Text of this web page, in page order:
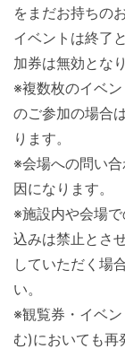
をまだお持ちの
イベントは終了
加券は無効とな
※複数枚のイベ
のご参加の場合
ります。
※会場への問い
因になります。
※施設内や会場
込みは禁止とさ
していただく場
い。
※観覧券・イベ
む)においても再